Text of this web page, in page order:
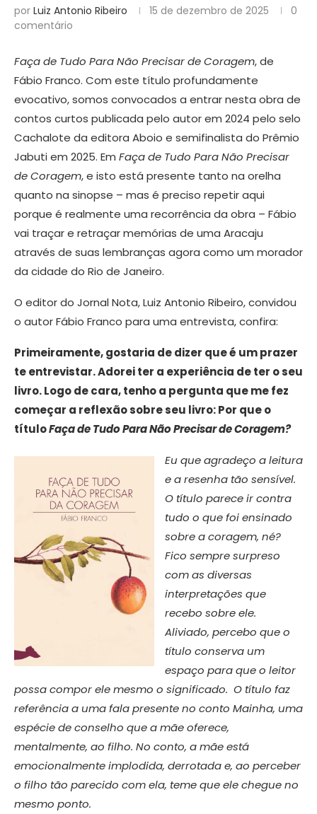
por Luiz Antonio Ribeiro 15 de dezembro de 2025
0
comentário
Faça de Tudo Para Não Precisar de Coragem, de
Fábio Franco. Com este título profundamente
evocativo, somos convocados a entrar nesta obra de
contos curtos publicada pelo autor em 2024 pelo selo
Cachalote da editora Aboio e semifinalista do Prêmio
Jabuti em 2025. Em Faça de Tudo Para Não Precisar
de Coragem, e isto está presente tanto na orelha
quanto na sinopse – mas é preciso repetir aqui
porque é realmente uma recorrência da obra – Fábio
vai traçar e retraçar memórias de uma Aracaju
através de suas lembranças agora como um morador
da cidade do Rio de Janeiro.
O editor do Jornal Nota, Luiz Antonio Ribeiro, convidou
o autor Fábio Franco para uma entrevista, confira:
Primeiramente, gostaria de dizer que é um prazer
te entrevistar. Adorei ter a experiência de ter o seu
livro. Logo de cara, tenho a pergunta que me fez
começar a reflexão sobre seu livro: Por que o
títuloFaça de Tudo Para Não Precisar de Coragem?
Eu que agradeço a leitura
e a resenha tão sensível.
O título parece ir contra
tudo o que foi ensinado
sobre a coragem, né?
Fico sempre surpreso
com as diversas
interpretações que
recebo sobre ele.
Aliviado, percebo que o
título conserva um
espaço para que o leitor
possa compor ele mesmo o significado. O título faz
referência a uma fala presente no conto Mainha, uma
espécie de conselho que a mãe oferece,
mentalmente, ao filho. No conto, a mãe está
emocionalmente implodida, derrotada e, ao perceber
o filho tão parecido com ela, teme que ele chegue no
mesmo ponto.